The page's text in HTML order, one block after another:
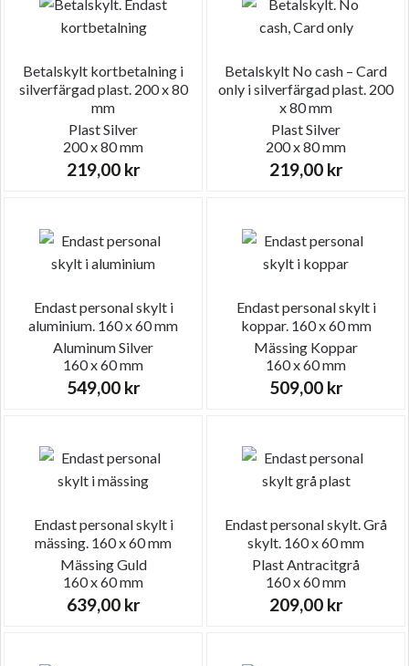
Betalskylt kortbetalning i
silverfärgad plast. 200 x 80
mm
PlastSilver
200 x 80 mm
219,00 kr
Betalskylt No cash – Card
only i silverfärgad plast. 200
x 80 mm
PlastSilver
200 x 80 mm
219,00 kr
Endast personal skylt i
aluminium. 160 x 60 mm
AluminumSilver
160 x 60 mm
549,00 kr
Endast personal skylt i
koppar. 160 x 60 mm
Mässing Koppar
160 x 60 mm
509,00 kr
Endast personal skylt i
mässing. 160 x 60 mm
MässingGuld
160 x 60 mm
639,00 kr
Endast personal skylt. Grå
skylt. 160 x 60 mm
PlastAntracitgrå
160 x 60 mm
209,00 kr